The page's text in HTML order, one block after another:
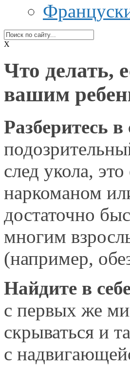
X
Что делать,
вашим
Разберитесь в
след укола,
наркоманом
достаточно
многим
(например,
Найдите в
с первых же
скрываться и
с